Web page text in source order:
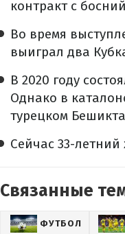
контракт с
Во время
выиграл два
В 2020 году
Однако в
турецком
Сейчас 33-
Связанные
ФУТБОЛ